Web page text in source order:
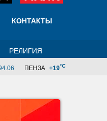
КОНТАКТЫ
РЕЛИГИЯ
ПЕНЗА +19°C